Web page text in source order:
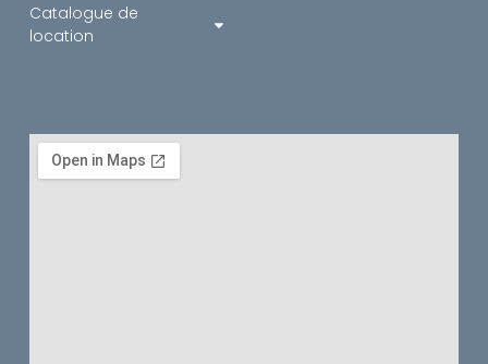
Catalogue de
location